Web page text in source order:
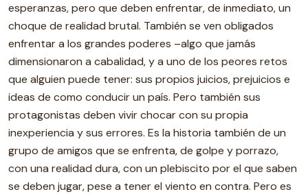
esperanzas, pero que deben enfrentar, de inmediato, un
choque de realidad brutal. También se ven obligados
enfrentar a los grandes poderes –algo que jamás
dimensionaron a cabalidad, y a uno de los peores retos
que alguien puede tener: sus propios juicios, prejuicios e
ideas de como conducir un país. Pero también sus
protagonistas deben vivir chocar con su propia
inexperiencia y sus errores. Es la historia también de un
grupo de amigos que se enfrenta, de golpe y porrazo,
con una realidad dura, con un plebiscito por el que saben
se deben jugar, pese a tener el viento en contra. Pero es